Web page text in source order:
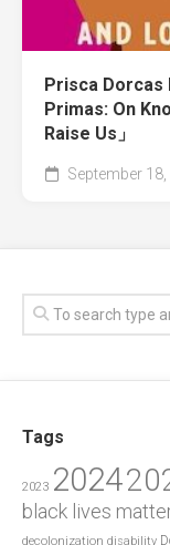
Prisca Dorcas
Primas: On
Raise Us」
September
Tags
2023 2024
black lives
decolonization disability